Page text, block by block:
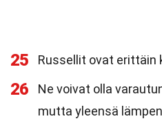
25 Russellit ovat erittäin
26
Ne voivat olla
mutta yleensä